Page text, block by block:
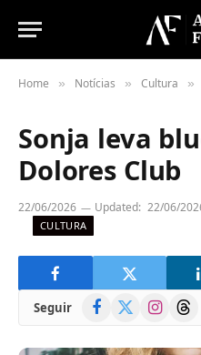
Home » Notícias » Cultura »
Sonja leva
Dolores Club
22/06/2026 Updated: 22/06/
CULTURA
Seguir Facebook
(Twitter)
Instagram